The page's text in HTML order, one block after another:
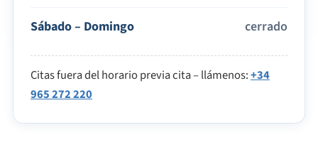
Sábado – Domingo cerrado
Citas fuera del horario previa cita – llámenos:+34
965 272 220